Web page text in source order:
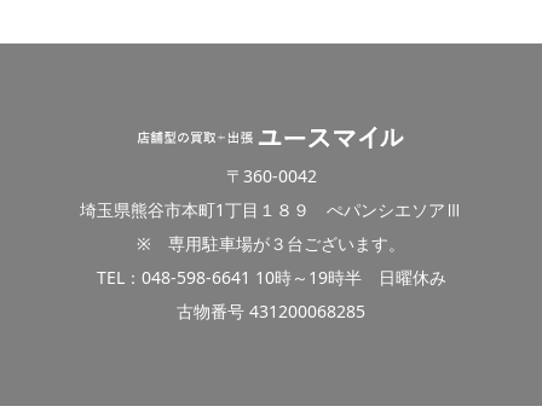
〒360-0042
埼玉県熊谷市本町1丁目１８９ ぺパンシエソアⅢ
※ 専用駐車場が３台ございます。
TEL：048-598-6641 10時～19時半 日曜休み
古物番号 431200068285